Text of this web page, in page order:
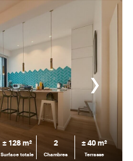
± 128 m²
Surface totale
2
Chambres
± 40 m²
Terrasse